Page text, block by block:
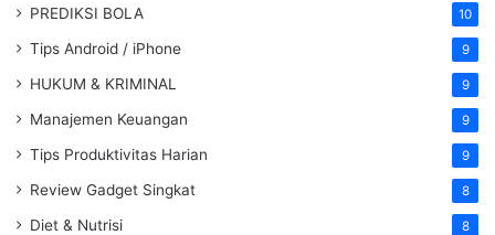
PREDIKSI BOLA 10
Tips Android / iPhone 9
HUKUM & KRIMINAL 9
Manajemen Keuangan 9
Tips Produktivitas Harian 9
Review Gadget Singkat 8
Diet & Nutrisi 8